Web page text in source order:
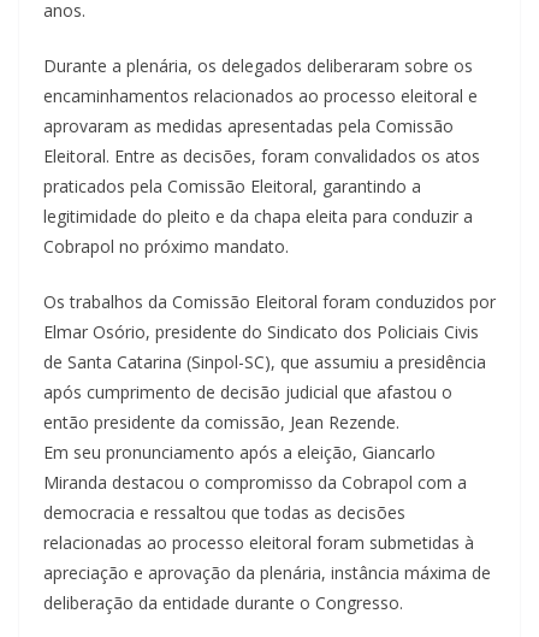
anos.
Durante a plenária, os delegados deliberaram sobre os
encaminhamentos relacionados ao processo eleitoral e
aprovaram as medidas apresentadas pela Comissão
Eleitoral. Entre as decisões, foram convalidados os atos
praticados pela Comissão Eleitoral, garantindo a
legitimidade do pleito e da chapa eleita para conduzir a
Cobrapol no próximo mandato.
Os trabalhos da Comissão Eleitoral foram conduzidos por
Elmar Osório, presidente do Sindicato dos Policiais Civis
de Santa Catarina (Sinpol-SC), que assumiu a presidência
após cumprimento de decisão judicial que afastou o
então presidente da comissão, Jean Rezende.
Em seu pronunciamento após a eleição, Giancarlo
Miranda destacou o compromisso da Cobrapol com a
democracia e ressaltou que todas as decisões
relacionadas ao processo eleitoral foram submetidas à
apreciação e aprovação da plenária, instância máxima de
deliberação da entidade durante o Congresso.